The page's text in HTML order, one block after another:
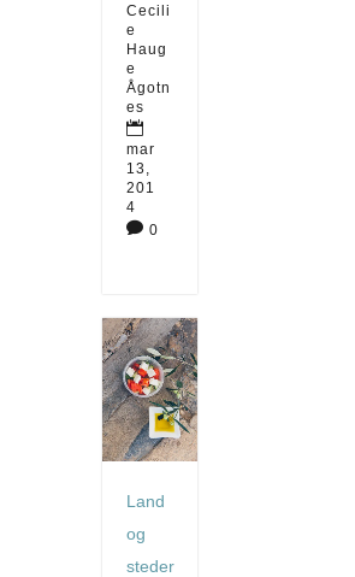
Cecili
e
Haug
e
Ågotn
es

mar
13,
201
4
 0
Land
og
steder